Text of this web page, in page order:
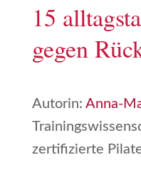
15
gegen
Autorin: Anna-
zertifizierte